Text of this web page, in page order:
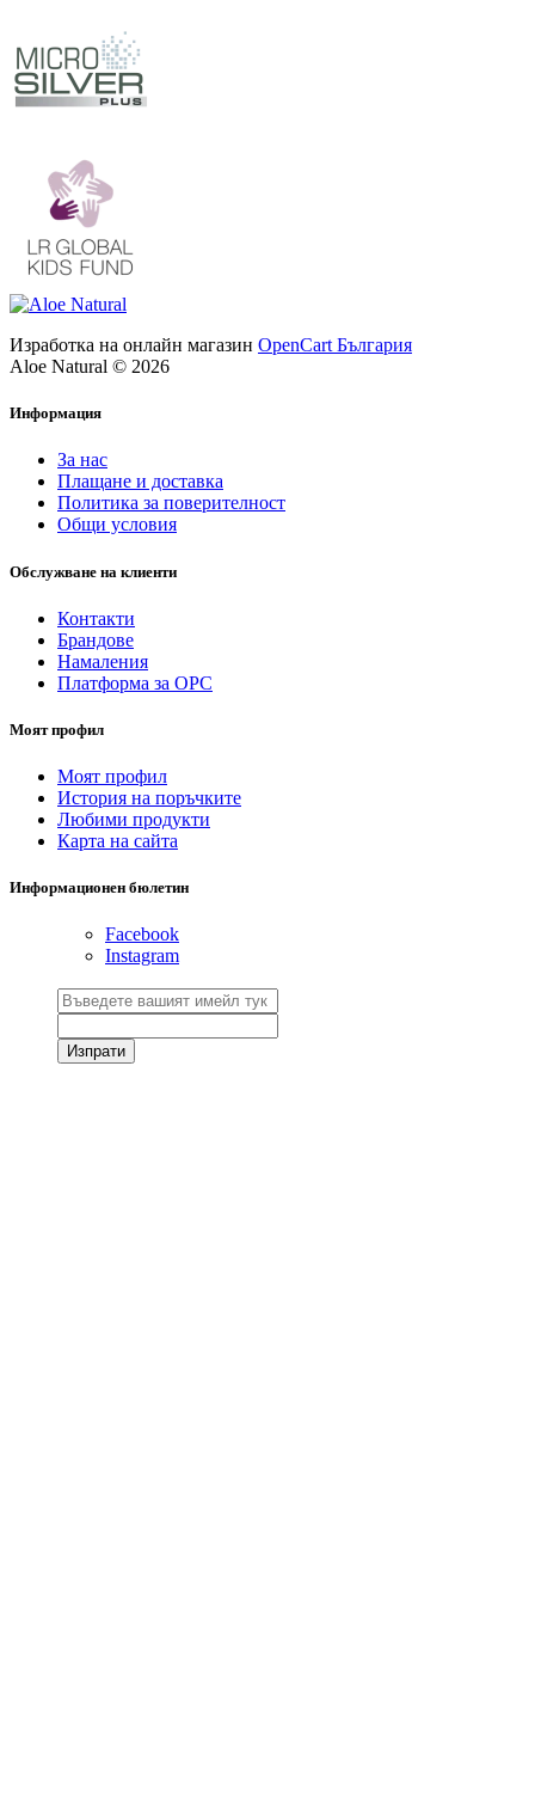
Изработка на онлайн магазин OpenCart България
Aloe Natural © 2026
Информация
За нас
Плащане и доставка
Политика за поверителност
Общи условия
Обслужване на клиенти
Контакти
Брандове
Намаления
Платформа за ОРС
Моят профил
Моят профил
История на поръчките
Любими продукти
Карта на сайта
Информационен бюлетин
Facebook
Instagram